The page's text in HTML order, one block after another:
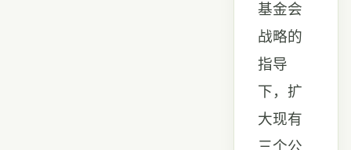
基金会
战略的
指导
下，扩
大现有
三个公